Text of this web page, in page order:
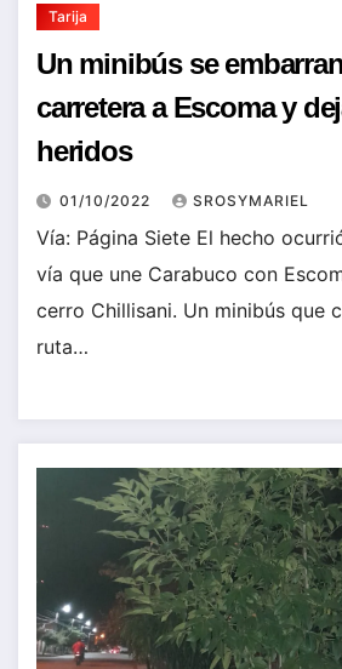
Tarija
Un minibús se
carretera a Escoma y
heridos
01/10/2022 SROSYMARIEL
Vía: Página Siete El hecho
vía que une Carabuco con
cerro Chillisani. Un minibús que
ruta…